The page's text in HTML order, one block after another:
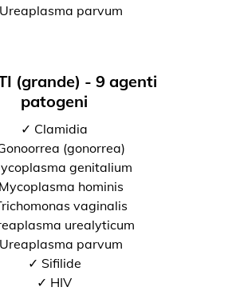
parvum
(grande) - 9 agenti
patogeni
✓ Clamidia
(gonorrea)
genitalium
hominis
vaginalis
urealyticum
parvum
✓ Sifilide
✓ HIV